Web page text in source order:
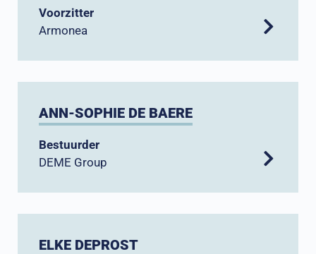
Voorzitter
Armonea
ANN-SOPHIE DE BAERE
Bestuurder
DEME Group
ELKE DEPROST